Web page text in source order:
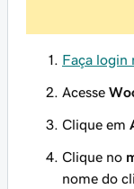
Faça login
Acesse
Clique em
Clique no
nome do